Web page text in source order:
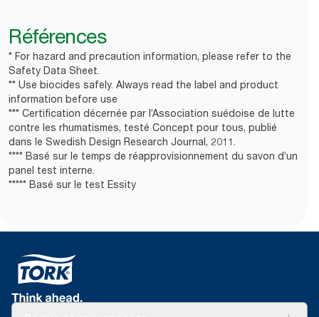
Références
* For hazard and precaution information, please refer to the
Safety Data Sheet.
** Use biocides safely. Always read the label and product
information before use
*** Certification décernée par l’Association suédoise de lutte
contre les rhumatismes, testé Concept pour tous, publié
dans le Swedish Design Research Journal, 2011.
**** Basé sur le temps de réapprovisionnement du savon d’un
panel test interne.
***** Basé sur le test Essity